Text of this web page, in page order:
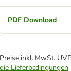
PDF Download
Preise inkl. MwSt.
die Lieferbedingungen